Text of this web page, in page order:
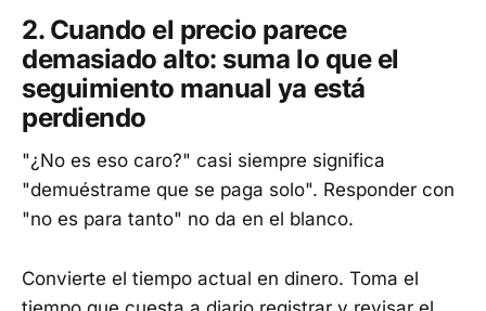
2. Cuando el precio parece
demasiado alto: suma lo que el
seguimiento manual ya está
perdiendo
"¿No es eso caro?" casi siempre significa
"demuéstrame que se paga solo". Responder con
"no es para tanto" no da en el blanco.
Convierte el tiempo actual en dinero. Toma el